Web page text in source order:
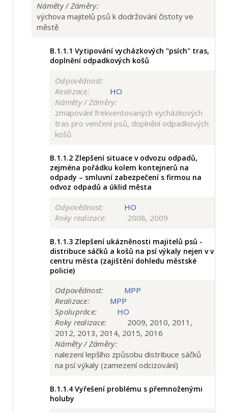
Náměty / Záměry:
výchova majitelů psů k dodržování čistoty ve
městě
B.1.1.1 Vytipování vycházkových "psích" tras,
doplnění odpadkových košů
Odpovědnost:
Realizace:
HO
Náměty / Záměry:
zmapování frekventovaných vycházkových
tras pro venčení psů, doplnění odpadkových
košů
B.1.1.2 Zlepšení situace v odvozu odpadů,
zejména pořádku kolem kontejnerů na
odpady – smluvní zabezpečení s firmou na
odvoz odpadů a úklid města
Odpovědnost:
HO
Roky realizace:
2008, 2009
B.1.1.3 Zlepšení ukázněnosti majitelů psů -
distribuce sáčků a košů na psí výkaly nejen v v
centru města (zajištění dohledu městské
policie)
Odpovědnost:
MPP
Realizace:
MPP
Spolupráce:
HO
Roky realizace:
2009, 2010, 2011,
2012, 2013, 2014, 2015, 2016
Náměty / Záměry:
nalezení lepšího způsobu distribuce sáčků
na psí výkaly (zamezení odcizování)
B.1.1.4 Vyřešení problému s přemnoženými
holuby